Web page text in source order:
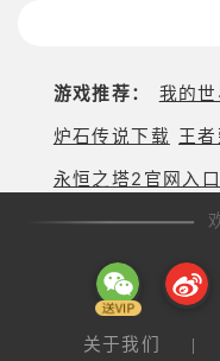
游戏推荐： 我的
炉石传说下载 王
永恒之塔2官网入口
关于我们 |